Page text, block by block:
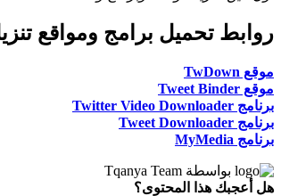
روابط تحميل برامج ومواقع تنزيل فيديوهات من تويتر 2022
موقع TwDown
موقع Tweet Binder
برنامج Twitter Video Downloader
برنامج Tweet Downloader
برنامج MyMedia
بواسطة
هل أعجبك هذا المحتوى؟